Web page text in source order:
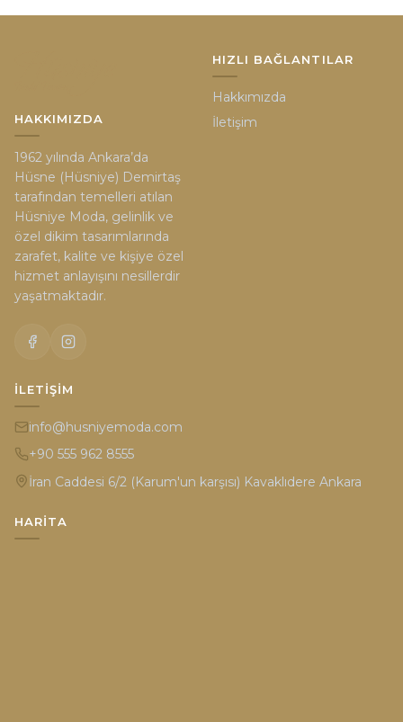
HAKKIMIZDA
1962 yılında Ankara’da
Hüsne (Hüsniye) Demirtaş
tarafından temelleri atılan
Hüsniye Moda, gelinlik ve
özel dikim tasarımlarında
zarafet, kalite ve kişiye özel
hizmet anlayışını nesillerdir
yaşatmaktadır.
HIZLI BAĞLANTILAR
Hakkımızda
İletişim
İLETIŞIM
info@husniyemoda.com
+90 555 962 8555
İran Caddesi 6/2 (Karum'un karşısı) Kavaklıdere Ankara
HARITA